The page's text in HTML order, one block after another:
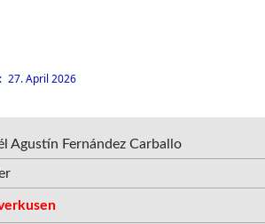
27. April 2026
Agustín Fernández Carballo